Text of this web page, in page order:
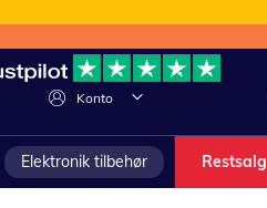
Konto
Lave
Elektronik tilbehør Restsalg